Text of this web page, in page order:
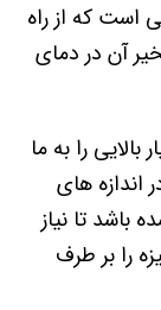
که از راه
آن در دمای
را به ما
های
تا نیاز
را بر طرف